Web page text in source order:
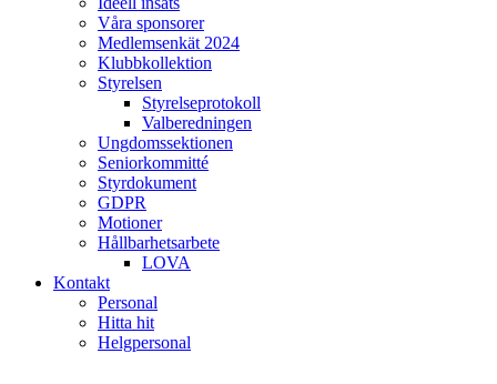
Våra sponsorer
Medlemsenkät 2024
Klubbkollektion
Styrelsen
Styrelseprotokoll
Valberedningen
Ungdomssektionen
Seniorkommitté
Styrdokument
GDPR
Motioner
Hållbarhetsarbete
LOVA
Kontakt
Personal
Hitta hit
Helgpersonal